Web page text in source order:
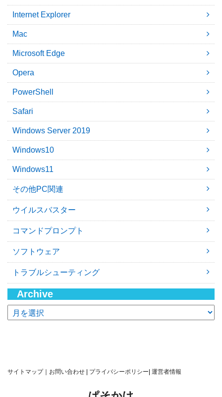
Internet Explorer
Mac
Microsoft Edge
Opera
PowerShell
Safari
Windows Server 2019
Windows10
Windows11
その他PC関連
ウイルスバスター
コマンドプロンプト
ソフトウェア
トラブルシューティング
Archive
ア
ー
サイトマップ｜ お問い合わせ | プライバシーポリシー| 運営者情報